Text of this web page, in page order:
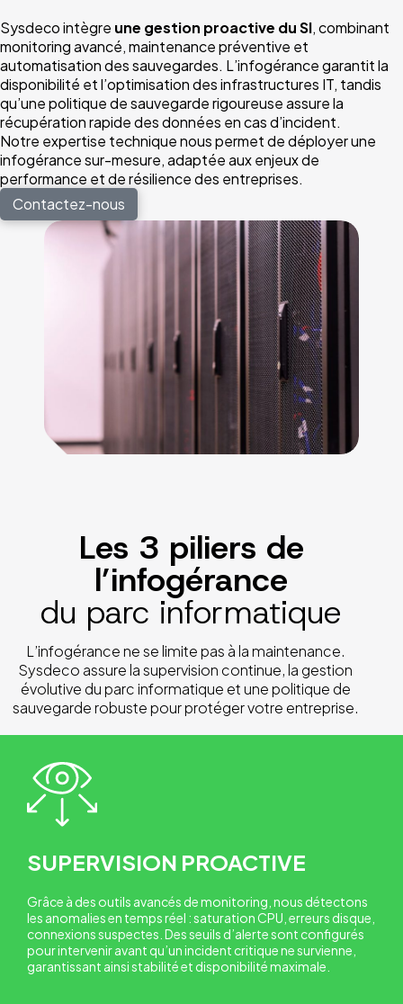
Sysdeco intègre une gestion proactive du SI, combinant
monitoring avancé, maintenance préventive et
automatisation des sauvegardes. L’infogérance garantit la
disponibilité et l’optimisation des infrastructures IT, tandis
qu’une politique de sauvegarde rigoureuse assure la
récupération rapide des données en cas d’incident.
Notre expertise technique nous permet de déployer une
infogérance sur-mesure, adaptée aux enjeux de
performance et de résilience des entreprises.
Contactez-nous
Les 3 piliers de
l’infogérance
du parc informatique
L’infogérance ne se limite pas à la maintenance.
Sysdeco assure la supervision continue, la gestion
évolutive du parc informatique et une politique de
sauvegarde robuste pour protéger votre entreprise.
SUPERVISION PROACTIVE
Grâce à des outils avancés de monitoring, nous détectons
les anomalies en temps réel : saturation CPU, erreurs disque,
connexions suspectes. Des seuils d’alerte sont configurés
pour intervenir avant qu’un incident critique ne survienne,
garantissant ainsi stabilité et disponibilité maximale.